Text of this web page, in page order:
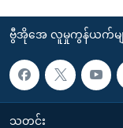
ဗွီအိုအေ လူမှုကွန်ယက်မျ
သတင်း